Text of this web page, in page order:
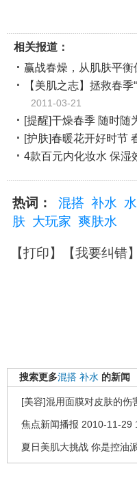
相关报道：
赢战春燥，从肌肤平衡
【美肌之志】拯救春
2011-03-21
[提醒]干燥春季 随时随
[护肤]春暖花开好时节
4款百元内化妆水 保湿
热词： 混搭 补水
肤 大玩家 爽肤水
【打印】【我要纠错
搜索更多混搭 补水 的新闻
[美容]混用面膜对皮肤的伤
焦点新闻播报 2010-11-29
夏日美肌大挑战 你是控油